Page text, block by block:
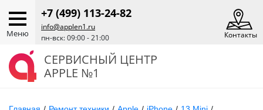
Меню
+7 (499) 113-24-82
info@applen1.ru
пн-вск: 09:00 - 21:00
Контакты
СЕРВИСНЫЙ ЦЕНТР
APPLE №1